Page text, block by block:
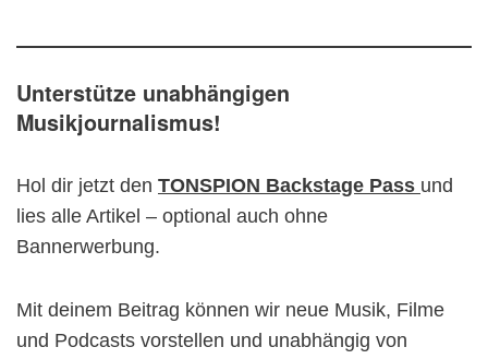
Unterstütze unabhängigen
Musikjournalismus!
Hol dir jetzt den TONSPION Backstage Pass und
lies alle Artikel – optional auch ohne
Bannerwerbung.
Mit deinem Beitrag können wir neue Musik, Filme
und Podcasts vorstellen und unabhängig von